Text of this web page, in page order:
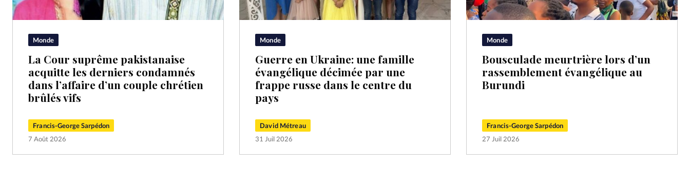
Monde
La Cour suprême pakistanaise
acquitte les derniers condamnés
dans l’affaire d’un couple chrétien
brûlés vifs
Francis-George Sarpédon
7 Août 2026
Monde
Guerre en Ukraine: une famille
évangélique décimée par une
frappe russe dans le centre du
pays
David Métreau
31 Juil 2026
Monde
Bousculade meurtrière lors d’un
rassemblement évangélique au
Burundi
Francis-George Sarpédon
27 Juil 2026